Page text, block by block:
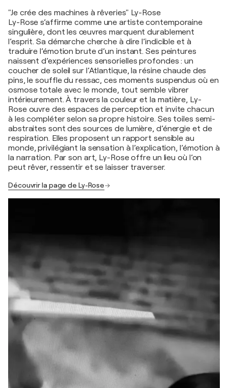
"Je crée des machines à rêveries" Ly-Rose
Ly-Rose s’affirme comme une artiste contemporaine
singulière, dont les œuvres marquent durablement
l’esprit. Sa démarche cherche à dire l’indicible et à
traduire l’émotion brute d’un instant. Ses peintures
naissent d’expériences sensorielles profondes : un
coucher de soleil sur l’Atlantique, la résine chaude des
pins, le souffle du ressac, ces moments suspendus où en
osmose totale avec le monde, tout semble vibrer
intérieurement. À travers la couleur et la matière, Ly-
Rose ouvre des espaces de perception et invite chacun
à les compléter selon sa propre histoire. Ses toiles semi-
abstraites sont des sources de lumière, d’énergie et de
respiration. Elles proposent un rapport sensible au
monde, privilégiant la sensation à l’explication, l’émotion à
la narration. Par son art, Ly-Rose offre un lieu où l’on
peut rêver, ressentir et se laisser traverser.
Découvrir la page de Ly-Rose